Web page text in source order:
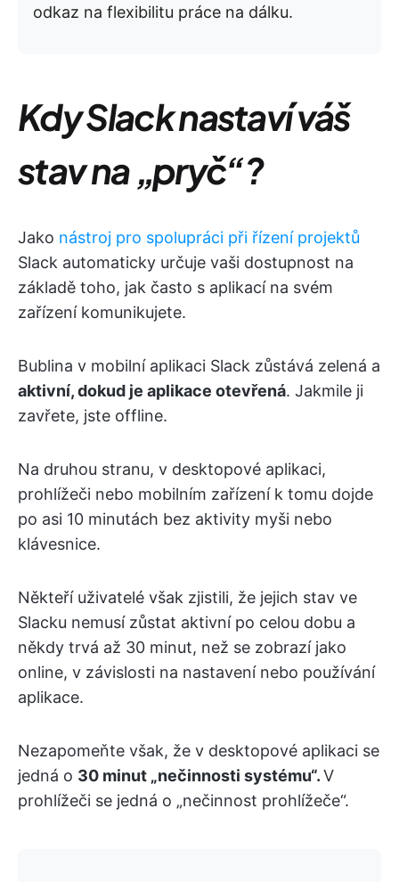
odkaz na flexibilitu práce na dálku.
Kdy Slack nastaví váš
stav na „pryč“?
Jako nástroj pro spolupráci při řízení projektů
Slack automaticky určuje vaši dostupnost na
základě toho, jak často s aplikací na svém
zařízení komunikujete.
Bublina v mobilní aplikaci Slack zůstává zelená a
aktivní, dokud je aplikace otevřená. Jakmile ji
zavřete, jste offline.
Na druhou stranu, v desktopové aplikaci,
prohlížeči nebo mobilním zařízení k tomu dojde
po asi 10 minutách bez aktivity myši nebo
klávesnice.
Někteří uživatelé však zjistili, že jejich stav ve
Slacku nemusí zůstat aktivní po celou dobu a
někdy trvá až 30 minut, než se zobrazí jako
online, v závislosti na nastavení nebo používání
aplikace.
Nezapomeňte však, že v desktopové aplikaci se
jedná o 30 minut „nečinnosti systému“.V
prohlížeči se jedná o „nečinnost prohlížeče“.